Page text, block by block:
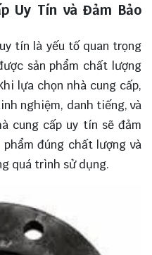
Uy Tín và Đảm Bảo
tín là yếu tố quan trọng
sản phẩm chất lượng
lựa chọn nhà cung cấp,
nghiệm, danh tiếng, và
cung cấp uy tín sẽ đảm
đúng chất lượng và
quá trình sử dụng.